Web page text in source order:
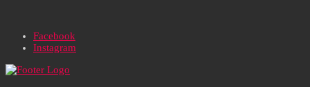
Facebook
Instagram